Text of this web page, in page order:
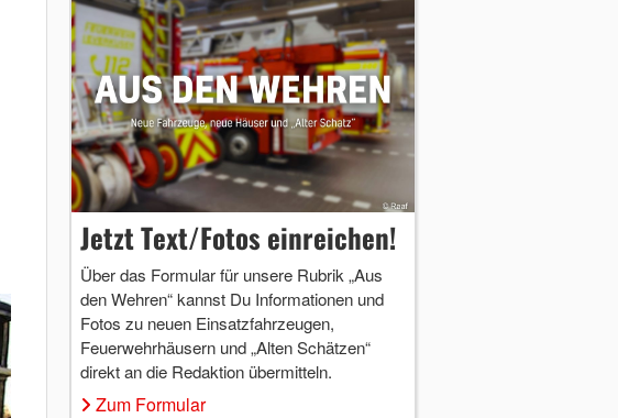
Jetzt Text/Fotos einreichen!
Über das Formular für unsere Rubrik „Aus
den Wehren“ kannst Du Informationen und
Fotos zu neuen Einsatzfahrzeugen,
Feuerwehrhäusern und „Alten Schätzen“
direkt an die Redaktion übermitteln.
Zum Formular